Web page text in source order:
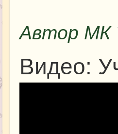
Автор МК
Видео: